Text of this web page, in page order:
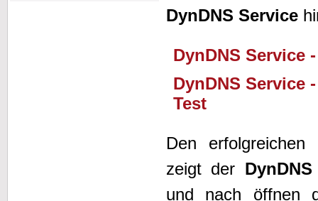
DynDNS Service
DynDNS Service
DynDNS Service
Test
Den erfolgreichen
zeigt der
und nach öffnen